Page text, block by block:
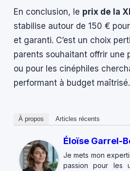
En conclusion, le prix de la
stabilise autour de 150 €
et garanti. C’est un choix
parents souhaitant offrir une
ou pour les cinéphiles
performant à budget maîtrisé.
À propos Articles récents
Éloïse Garrel-
Je mets mon
passion pour les